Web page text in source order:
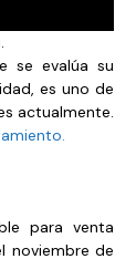
se evalúa su
es uno de
actualmente.
para venta
noviembre de